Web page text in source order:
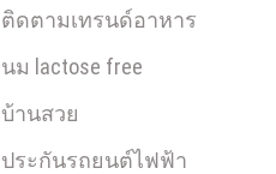
ติดตามเทรนด์อาหาร
นม lactose free
บ้านสวย
ประกันรถยนต์ไฟฟ้า